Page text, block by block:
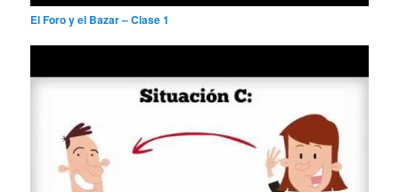
El Foro y el Bazar – Clase 1